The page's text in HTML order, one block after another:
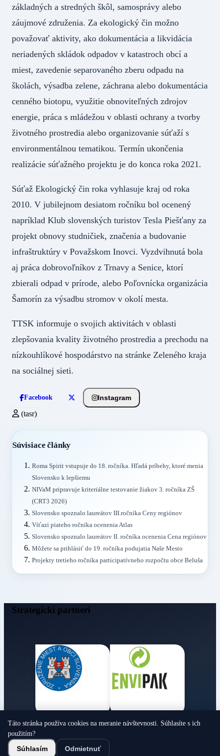
základných a stredných škôl, samosprávy alebo
záujmové združenia. Za ekologický čin možno
považovať aktivity, ako dokumentácia a likvidácia
neriadených skládok odpadov v katastroch obcí a
miest, zavedenie separovaného zberu odpadu na
školách, výsadba zelene, záchrana alebo dokumentácia
cenného biotopu, využitie obnoviteľných zdrojov
energie, práca s mládežou v oblasti ochrany a tvorby
životného prostredia alebo organizovanie súťaží s
environmentálnou tematikou. Termín ukončenia
realizácie súťažného projektu je do konca roka 2021.
Súťaž Ekologický čin roka vyhlasuje kraj od roka
2010. V jubilejnom desiatom ročníku bol ocenený
napríklad Klub slovenských turistov Tesla Piešťany za
projekt obnovy studničiek, značenia a budovanie
infraštruktúry v Považskom Inovci. Vyzdvihnutá bola
aj práca dobrovoľníkov z Trnavy a Senice, ktorí
zbierali odpad v prírode, alebo Poľovnícka organizácia
Šamorín za výsadbu stromov v okolí mesta.
TTSK informuje o svojich aktivitách v oblasti
zlepšovania kvality životného prostredia a prechodu na
nízkouhlíkové hospodárstvo na stránke Zeleného kraja
na sociálnej sieti.
Facebook Instagram
(tasr)
Súvisiace články
Roma Spirit vstupuje do 18. ročníka. Hľadá príbehy, ktoré menia
Slovensko k lepšiemu
NIVaM pripravuje kriteriálne testovanie žiakov 3. ročníka ZŠ
(CRT3 2026)
Slovensko spoznalo laureátov III.ročníka Ceny regiónov
Víťazi piateho ročníka ocenenia Atlas
Slovensko spoznalo laureátov II. ročníka ocenenia Cena regiónov
Môžete sa prihlásiť do 19. ročníka podujatia Naše Mesto
Projekty tretieho ročníka participatívneho rozpočtu obce Beluša
Strategickí partneri
Obecné noviny
© 2026 Všetky práva vyhradené
Táto stránka používa cookies na meranie návštevnosti. Súhlasíte s ich
použitím?
Súhlasím Odmietnuť